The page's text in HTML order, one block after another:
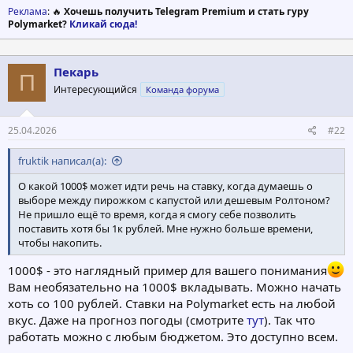
Реклама: 🔥 Хочешь получить Telegram Premium и стать гуру
Polymarket? Кликай сюда!
П Пекарь
Интересующийся Команда форума
25.04.2026 #22
fruktik написал(а):
О какой 1000$ может идти речь на ставку, когда думаешь о
выборе между пирожком с капустой или дешевым Ролтоном?
Не пришло ещё то время, когда я смогу себе позволить
поставить хотя бы 1к рублей. Мне нужно больше времени,
чтобы накопить.
1000$ - это наглядный пример для вашего понимания
Вам необязательно на 1000$ вкладывать. Можно начать
хоть со 100 рублей. Ставки на Polymarket есть на любой
вкус. Даже на прогноз погоды (смотрите тут). Так что
работать можно с любым бюджетом. Это доступно всем.